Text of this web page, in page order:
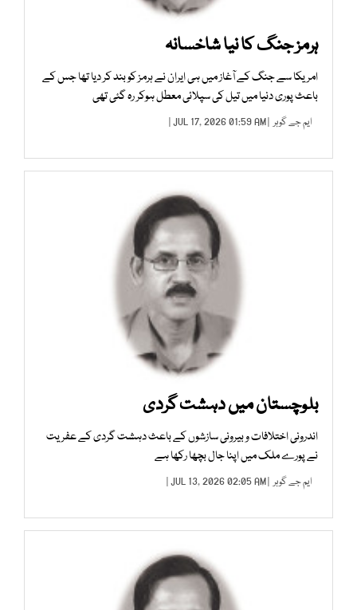
ہرمز جنگ کا نیا شاخسانہ
امریکا سے جنگ کے آغاز میں ہی ایران نے ہرمز کو بند کر دیا تھا جس کے
باعث پوری دنیا میں تیل کی سپلائی معطل ہوکر رہ گئی تھی
ایم جے گوہر | JUL 17, 2026 01:59 AM |
بلوچستان میں دہشت گردی
اندرونی اختلافات و بیرونی سازشوں کے باعث دہشت گردی کے عفریت
نے پورے ملک میں اپنا جال بچھا رکھا ہے
ایم جے گوہر | JUL 13, 2026 02:05 AM |